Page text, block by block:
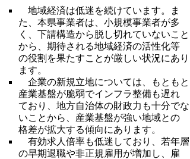
地域経済は低迷を続けています。ま
た、本県事業者は、小規模事業者が多
く、下請構造から脱し切れていないこと
から、期待される地域経済の活性化等
の役割を果たすことが厳しい状況にあり
ます。
企業の新規立地については、もともと
産業基盤が脆弱でインフラ整備も遅れ
ており、地方自治体の財政力も十分でな
いことから、産業基盤が強い地域との
格差が拡大する傾向にあります。
有効求人倍率も低迷しており、若年層
の早期退職や非正規雇用が増加し、雇